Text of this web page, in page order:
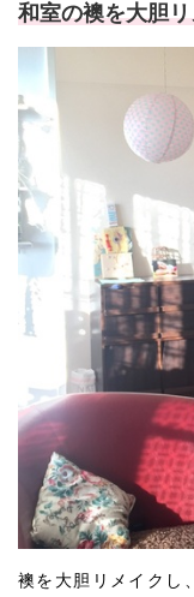
和室の襖を大胆
襖を大胆リメイクし